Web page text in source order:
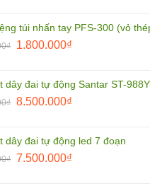
3.800.000₫.là:
2.790.000₫.
túi nhấn tay PFS-300 (vỏ
₫
Giá
1.850.000₫.
1.800.000₫Giá
là:
1.800.000₫.
dây đai tự động Santar ST-988Y
₫ Giá
9.900.000₫.
8.500.000₫Giá
là:
8.500.000₫.
dây đai tự động led 7 đoạn
₫ Giá
7.500.000₫Giá